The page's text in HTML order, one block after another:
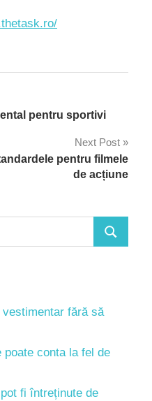
pentru sportivi
Next Post
pentru filmele
de acțiune
Search
fără să
conta la fel de
fi întreținute de